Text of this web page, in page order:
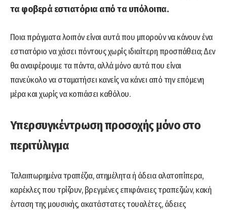
τα φοβερά εστιατόρια από τα υπόλοιπα.
Ποια πράγματα λοιπόν είναι αυτά που μπορούν να κάνουν ένα
εστιατόριο να χάσει πόντους χωρίς ιδιαίτερη προσπάθεια; Δεν
θα αναφέρουμε τα πάντα, αλλά μόνο αυτά που είναι
πανεύκολο να σταματήσει κανείς να κάνει από την επόμενη
μέρα και χωρίς να κοπιάσει καθόλου.
Υπερσυγκέντρωση προσοχής μόνο στο
περιτύλιγμα
Ταλαιπωρημένα τραπέζια, ατημέλητα ή άδεια αλατοπίπερα,
καρέκλες που τρίζουν, βρεγμένες επιφάνειες τραπεζιών, κακή
ένταση της μουσικής, ακατάστατες τουαλέτες, άδειες